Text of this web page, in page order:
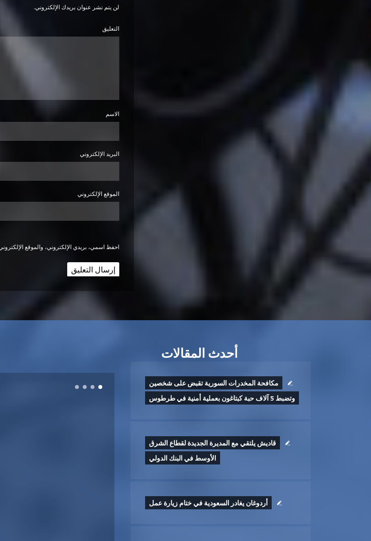
لن يتم نشر عنوان بريدك الإلكتروني.
التعليق
الاسم
البريد الإلكتروني
الموقع الإلكتروني
احفظ اسمي، بريدي الإلكتروني، والموقع
أحدث المقالات
مكافحة المخدرات السورية تقبض على شخصين
وتضبط 5 آلاف حبة كبتاغون بعملية أمنية في طرطوس
قاديش يلتقي مع المديرة الجديدة لقطاع الشرق
الأوسط في البنك الدولي
أردوغان يغادر السعودية في ختام زيارة عمل